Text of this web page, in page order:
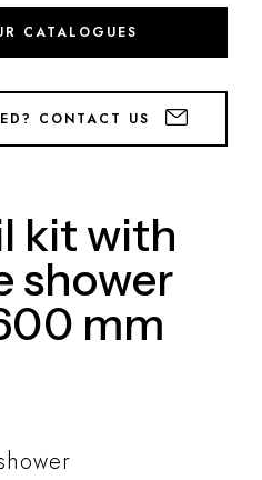
CATALOGUES
CONTACT US
kit with
shower
mm